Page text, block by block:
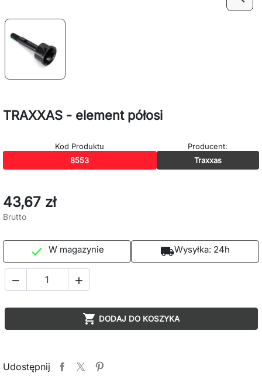
TRAXXAS - element półosi
Kod Produktu
8553
Producent:
Traxxas
43,67 zł
Brutto
 W magazynie local_shippingWysyłka: 24h
 
 DODAJ DO KOSZYKA
Udostępnij